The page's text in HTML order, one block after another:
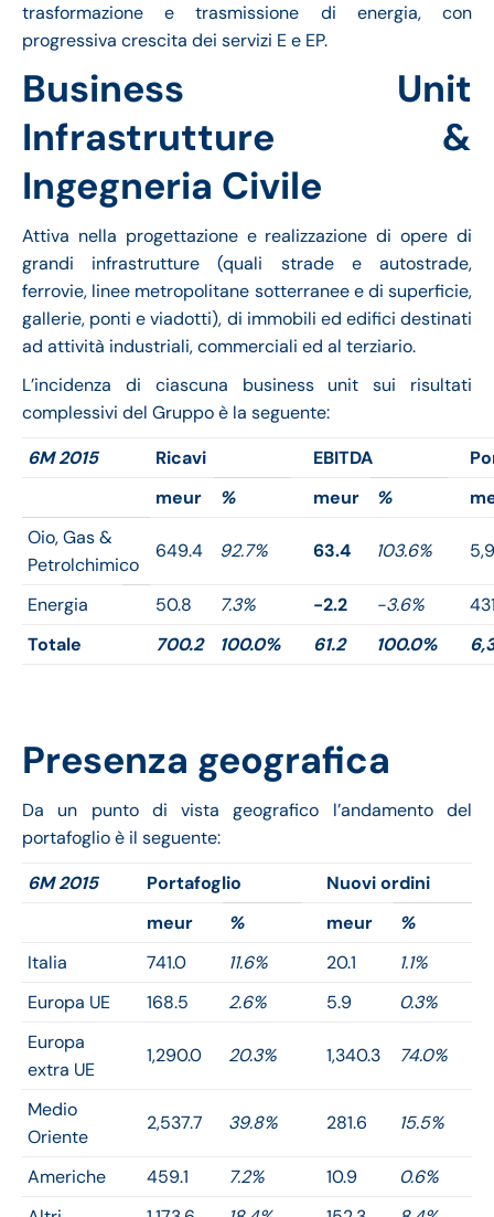
trasformazione e trasmissione di energia, con
progressiva crescita dei servizi E e EP.
Business Unit
Infrastrutture &
Ingegneria Civile
Attiva nella progettazione e realizzazione di opere di
grandi infrastrutture (quali strade e autostrade,
ferrovie, linee metropolitane sotterranee e di superficie,
gallerie, ponti e viadotti), di immobili ed edifici destinati
ad attività industriali, commerciali ed al terziario.
L’incidenza di ciascuna business unit sui risultati
complessivi del Gruppo è la seguente:
6M 2015
Ricavi EBITDA
meur
% meur %
Oio, Gas &
Petrolchimico
649.4 92.7% 63.4 103.6%
Energia 50.8 7.3% -2.2 -3.6%
Totale
700.2 100.0% 61.2 100.0%
Presenza geografica
Da un punto di vista geografico l’andamento del
portafoglio è il seguente:
6M 2015
Portafoglio
Nuovi ordini
meur
% meur
%
Italia
741.0 11.6% 20.1
1.1%
Europa UE
168.5 2.6% 5.9
0.3%
Europa
extra UE
1,290.0 20.3% 1,340.3 74.0%
Medio
Oriente
2,537.7 39.8% 281.6 15.5%
Americhe 459.1 7.2% 10.9
0.6%